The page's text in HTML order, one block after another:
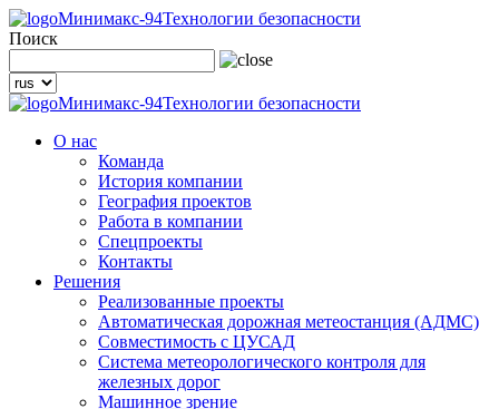
Минимакс-94Технологии безопасности
Поиск
Минимакс-94Технологии безопасности
О нас
Команда
История компании
География проектов
Работа в компании
Спецпроекты
Контакты
Решения
Реализованные проекты
Автоматическая дорожная метеостанция (АДМС)
Совместимость с ЦУСАД
Система метеорологического контроля для
железных дорог
Машинное зрение